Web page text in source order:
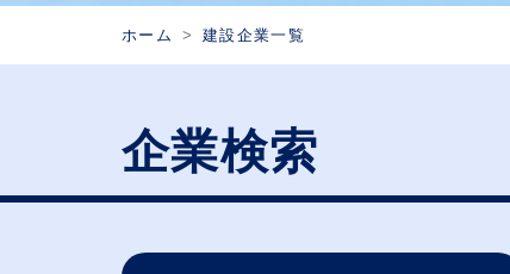
ホーム 建設企業一覧
企業検索